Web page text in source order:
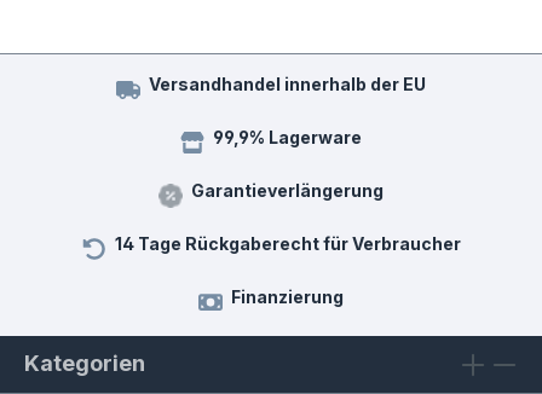
Versandhandel innerhalb der EU
99,9% Lagerware
Garantieverlängerung
14 Tage Rückgaberecht für Verbraucher
Finanzierung
Kategorien